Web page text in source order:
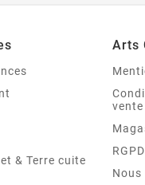
& Terre cuite
Arts
vente
RGPD